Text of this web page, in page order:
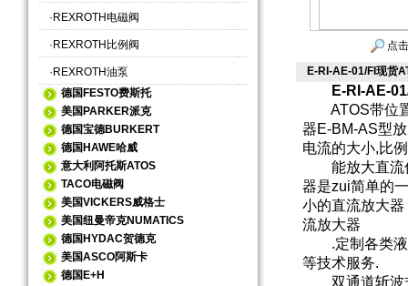
· REXROTH电磁阀
· REXROTH比例阀
· REXROTH油泵
德国FESTO费斯托
美国PARKER派克
德国宝德BURKERT
德国HAWE哈威
意大利阿托斯ATOS
TACO电磁阀
美国VICKERS威格士
美国纽曼帝克NUMATICS
德国HYDAC贺德克
美国ASCO阿斯卡
德国E+H
点
E-RI-AE-01/FI现货
E-RI-AE-
ATOS带位置
器E-BM-AS型
电流的大小,比
能放大直流信
器是zui简单的
小的直流放大
流放大器
.定制各类液
等技术服务.
双通道斩波式